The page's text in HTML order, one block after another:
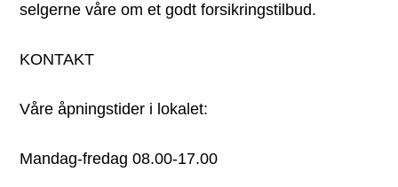
selgerne våre om et godt forsikringstilbud.
KONTAKT
Våre åpningstider i lokalet:
Mandag-fredag 08.00-17.00